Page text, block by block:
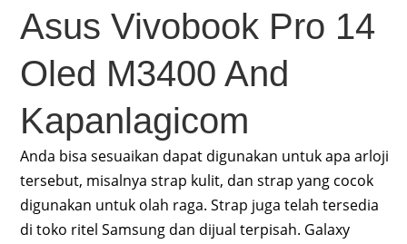
Asus Vivobook Pro 14
Oled M3400 And
Kapanlagicom
Anda bisa sesuaikan dapat digunakan untuk apa arloji
tersebut, misalnya strap kulit, dan strap yang cocok
digunakan untuk olah raga. Strap juga telah tersedia
di toko ritel Samsung dan dijual terpisah. Galaxy